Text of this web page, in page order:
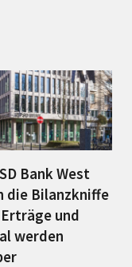
Bank West
die Bilanzkniffe
und
werden